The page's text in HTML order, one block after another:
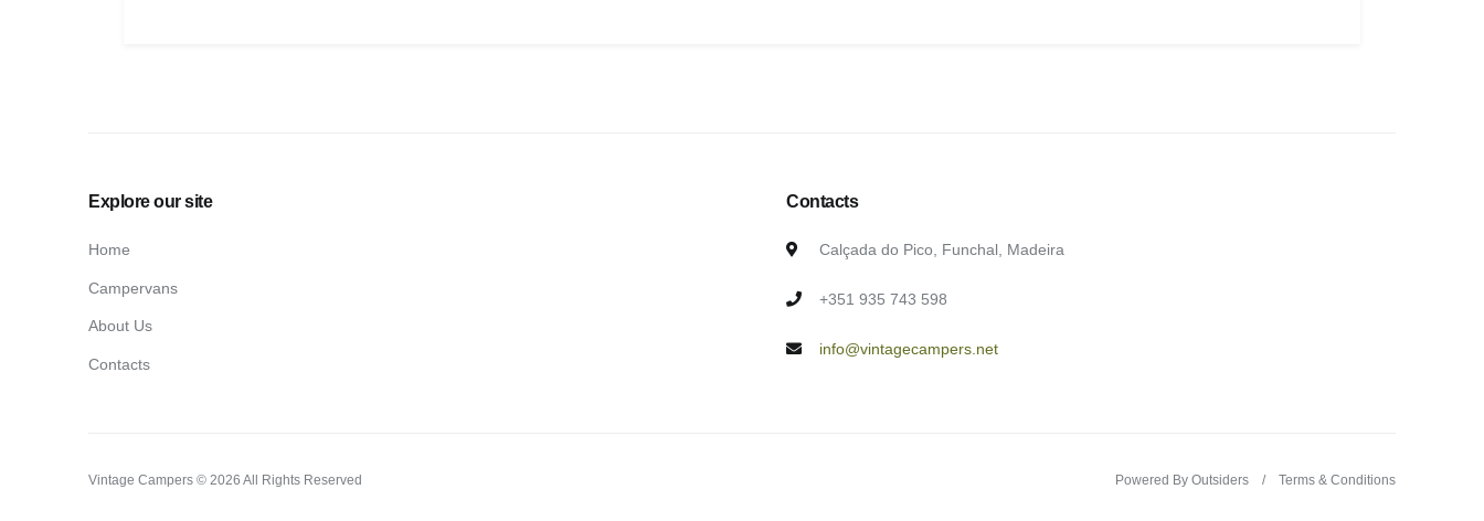
Explore our site
Home
Campervans
About Us
Contacts
Contacts
Calçada do Pico, Funchal, Madeira
+351 935 743 598
info@vintagecampers.net
Vintage Campers © 2026 All Rights Reserved Powered By Outsiders Terms & Conditions